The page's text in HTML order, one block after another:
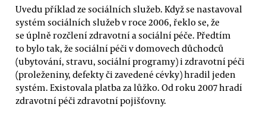
Uvedu příklad ze sociálních služeb. Když se nastavoval
systém sociálních služeb v roce 2006, řeklo se, že
se úplně rozčlení zdravotní a sociální péče. Předtím
to bylo tak, že sociální péči v domovech důchodců
(ubytování, stravu, sociální programy) i zdravotní péči
(proleženiny, defekty či zavedené cévky) hradil jeden
systém. Existovala platba za lůžko. Od roku 2007 hradí
zdravotní péči zdravotní pojišťovny.